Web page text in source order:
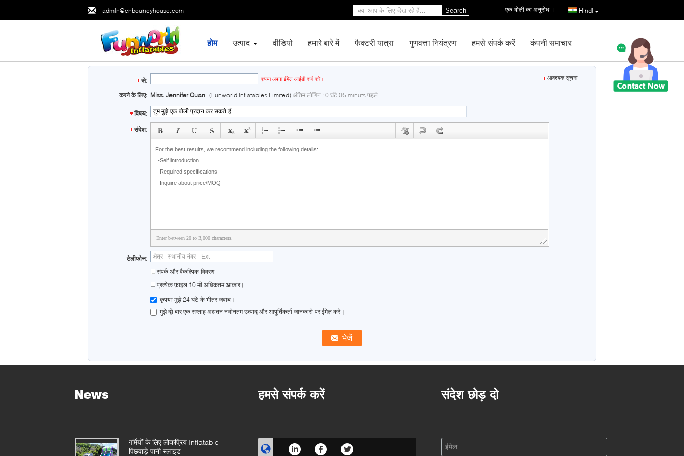
admin@cnbouncyhouse.com Hindi
एक बोली का अनुरोध |
Search
होम उत्पाद वीडियो हमारे बारे में फैक्टरी यात्रा गुणवत्ता नियंत्रण हमसे संपर्क करें कंपनी समाचार
से: email
कृपया अपना ईमेल आईडी दर्ज करें। आवश्यक सूचना
करने के लिए: Miss. Jennifer Quan (Funworld Inflatables Limited) अंतिम लॉगिन : 0 घंटे 05 minuts पहले
विषय:
subject
संदेश:
Enter between 20 to 3,000 characters.
टेलीफोन:
संपर्क और वैकल्पिक विवरण
प्रत्येक फ़ाइल 10 मी अधिकतम आकार।
कृपया मुझे 24 घंटे के भीतर जवाब।
मुझे दो बार एक सप्ताह अद्यतन नवीनतम उत्पाद और आपूर्तिकर्ता जानकारी पर ईमेल करें।
News
गर्मियों के लिए लोकप्रिय Inflatable
पिछवाड़े पानी स्लाइड
हमसे संपर्क करें संदेश छोड़ दो